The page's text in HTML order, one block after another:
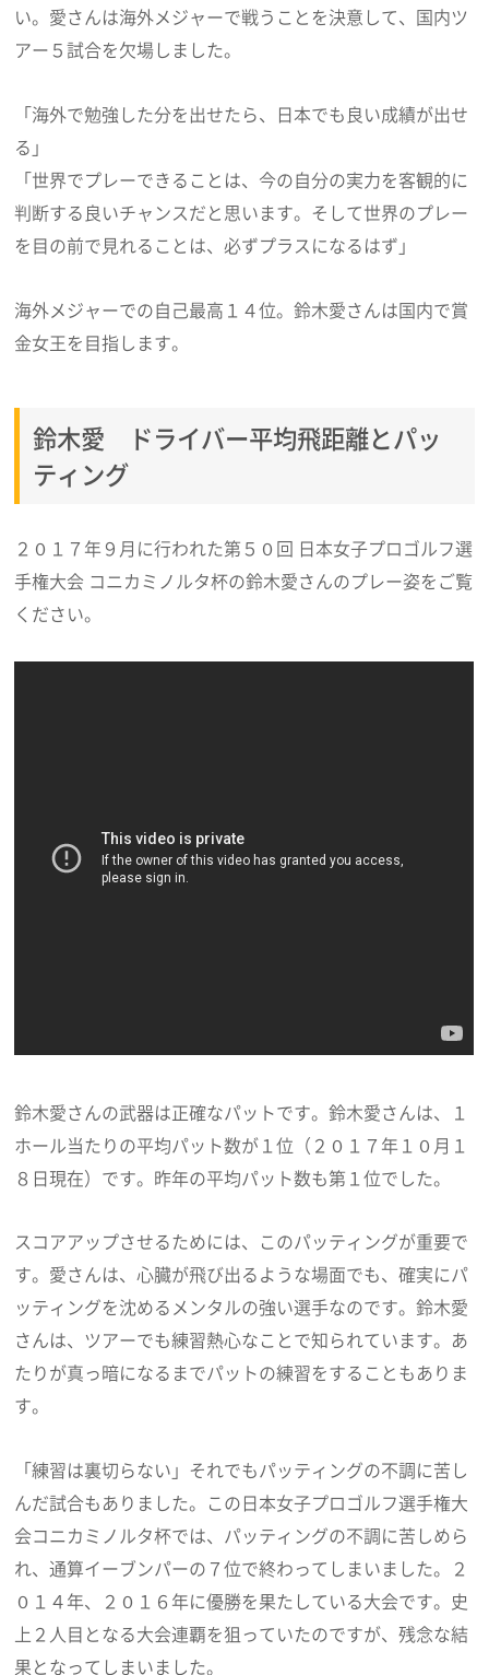
い。愛さんは海外メジャーで戦うことを決意して、国内ツ
アー５試合を欠場しました。
「海外で勉強した分を出せたら、日本でも良い成績が出せ
る」
「世界でプレーできることは、今の自分の実力を客観的に
判断する良いチャンスだと思います。そして世界のプレー
を目の前で見れることは、必ずプラスになるはず」
海外メジャーでの自己最高１４位。鈴木愛さんは国内で賞
金女王を目指します。
鈴木愛 ドライバー平均飛距離とパッ
ティング
２０１７年９月に行われた第５０回 日本女子プロゴルフ選
手権大会 コニカミノルタ杯の鈴木愛さんのプレー姿をご覧
ください。
鈴木愛さんの武器は正確なパットです。鈴木愛さんは、１
ホール当たりの平均パット数が１位（２０１７年１０月１
８日現在）です。昨年の平均パット数も第１位でした。
スコアアップさせるためには、このパッティングが重要で
す。愛さんは、心臓が飛び出るような場面でも、確実にパ
ッティングを沈めるメンタルの強い選手なのです。鈴木愛
さんは、ツアーでも練習熱心なことで知られています。あ
たりが真っ暗になるまでパットの練習をすることもありま
す。
「練習は裏切らない」それでもパッティングの不調に苦し
んだ試合もありました。この日本女子プロゴルフ選手権大
会コニカミノルタ杯では、パッティングの不調に苦しめら
れ、通算イーブンパーの７位で終わってしまいました。２
０１４年、２０１６年に優勝を果たしている大会です。史
上２人目となる大会連覇を狙っていたのですが、残念な結
果となってしまいました。